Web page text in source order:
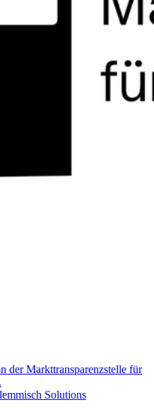
der Markttransparenzstelle für
Solutions